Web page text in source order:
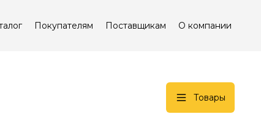
Покупателям Поставщикам О компании
Товары